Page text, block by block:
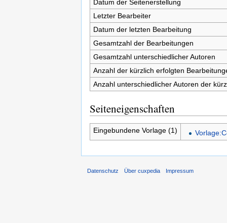
Datum der Seitenerstellung
Letzter Bearbeiter
Datum der letzten Bearbeitung
Gesamtzahl der Bearbeitungen
Gesamtzahl unterschiedlicher Autoren
Anzahl der kürzlich erfolgten
Anzahl unterschiedlicher Autoren der
Seiteneigenschaften
Eingebundene Vorlage (1)
Datenschutz Über cuxpedia Impressum